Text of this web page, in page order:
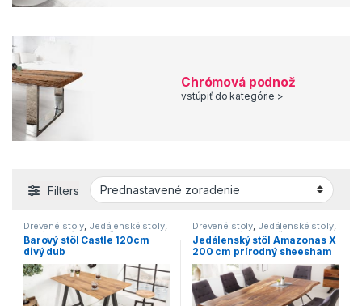
Chrómová podnož
vstúpiť do kategórie >
Filters
Drevené stoly Jedálenské stoly,
Jedálenské stoly s čiernou
podnožou,Jedálenské stoly v
industriálnom štýle
stoly v modernom štýle
Jedálenské stoly zo svetlého
dreva,Novinky ,Stoly
Barový stôl Castle 120cm
divý dub
Drevené stoly Jedálenské stoly,
Jedálenské stoly s čiernou
podnožou,Jedálenské stoly v
industriálnom štýle,Jedálenské
stoly zo svetlého dreva
Stoly
Jedálenský stôl Amazonas X
200 cm prírodný sheesham
»